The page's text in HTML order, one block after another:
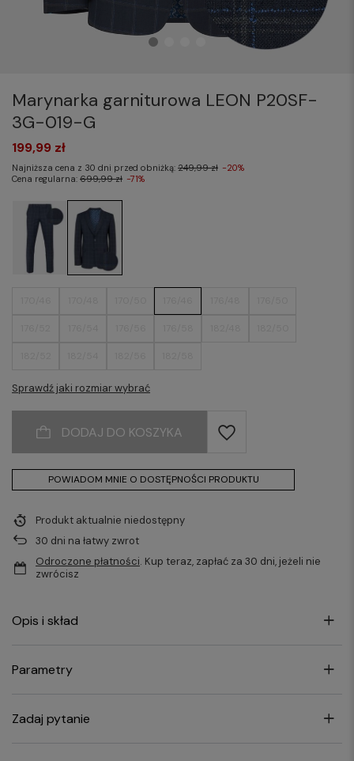
Marynarka garniturowa LEON P20SF-
3G-019-G
Sprawdź jaki rozmiar wybrać
199,99 zł
Najniższa cena z 30 dni przed obniżką: 249,99 zł -20%
Cena regularna: 699,99 zł -71%
DODAJ DO KOSZYKA
POWIADOM MNIE O DOSTĘPNOŚCI PRODUKTU
Produkt aktualnie niedostępny
30 dni na łatwy zwrot
Odroczone płatności. Kup teraz, zapłać za 30 dni, jeżeli nie
zwrócisz
Opis i skład
Parametry
Zadaj pytanie